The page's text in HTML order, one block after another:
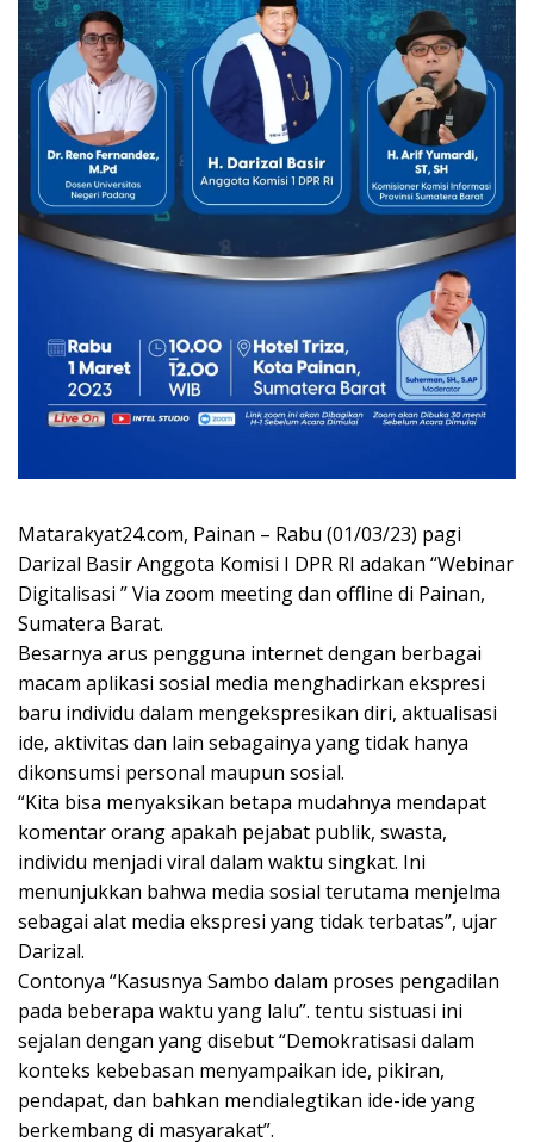
Matarakyat24.com, Painan – Rabu (01/03/23) pagi
Darizal Basir Anggota Komisi I DPR RI adakan “Webinar
Digitalisasi ” Via zoom meeting dan offline di Painan,
Sumatera Barat.
Besarnya arus pengguna internet dengan berbagai
macam aplikasi sosial media menghadirkan ekspresi
baru individu dalam mengekspresikan diri, aktualisasi
ide, aktivitas dan lain sebagainya yang tidak hanya
dikonsumsi personal maupun sosial.
“Kita bisa menyaksikan betapa mudahnya mendapat
komentar orang apakah pejabat publik, swasta,
individu menjadi viral dalam waktu singkat. Ini
menunjukkan bahwa media sosial terutama menjelma
sebagai alat media ekspresi yang tidak terbatas”, ujar
Darizal.
Contonya “Kasusnya Sambo dalam proses pengadilan
pada beberapa waktu yang lalu”. tentu sistuasi ini
sejalan dengan yang disebut “Demokratisasi dalam
konteks kebebasan menyampaikan ide, pikiran,
pendapat, dan bahkan mendialegtikan ide-ide yang
berkembang di masyarakat”.